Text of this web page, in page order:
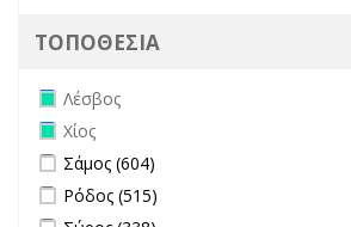
ΤΟΠΟΘΕΣΙΑ
Remove Λέσβος filter
Λέσβος
Remove Χίος filter
Χίος
Apply Σάμος filter
Σάμος (604)
Apply Ρόδος filter
Ρόδος (515)
Apply Σύρος filter